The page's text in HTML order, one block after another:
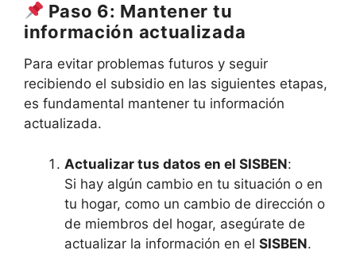
Paso 6: Mantener tu
información actualizada
Para evitar problemas futuros y seguir
recibiendo el subsidio en las siguientes etapas,
es fundamental mantener tu información
actualizada.
Actualizar tus datos en el SISBEN:
Si hay algún cambio en tu situación o en
tu hogar, como un cambio de dirección o
de miembros del hogar, asegúrate de
actualizar la información en el SISBEN.